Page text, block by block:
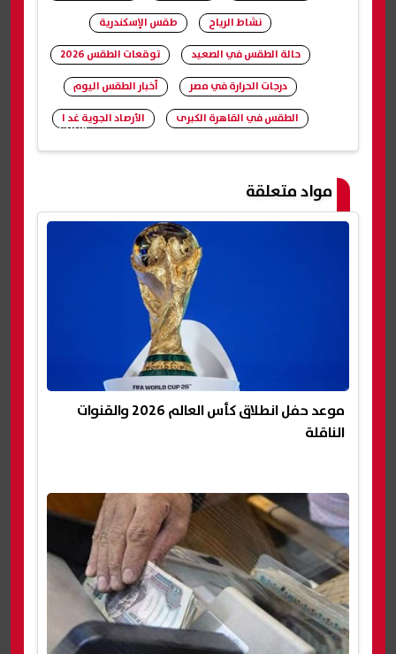
شارك
نشاط الرياح
طقس الإسكندرية
حالة الطقس في الصعيد
توقعات الطقس 2026
درجات الحرارة في مصر
أخبار الطقس اليوم
الطقس في القاهرة الكبرى
الأرصاد الجوية غد ا
مواد متعلقة
موعد حفل انطلاق كأس العالم 2026 والقنوات
الناقلة